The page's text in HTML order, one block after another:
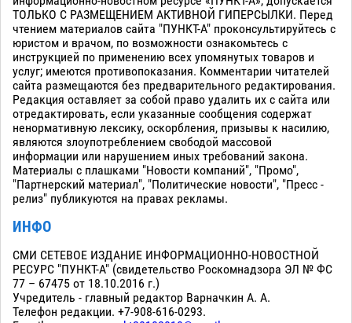
ТОЛЬКО С РАЗМЕЩЕНИЕМ АКТИВНОЙ ГИПЕРСЫЛКИ. Перед
чтением материалов сайта "ПУНКТ-А" проконсультируйтесь с
юристом и врачом, по возможности ознакомьтесь с
инструкцией по применению всех упомянутых товаров и
услуг; имеются противопоказания. Комментарии читателей
сайта размещаются без предварительного редактирования.
Редакция оставляет за собой право удалить их с сайта или
отредактировать, если указанные сообщения содержат
ненормативную лексику, оскорбления, призывы к насилию,
являются злоупотреблением свободой массовой
информации или нарушением иных требований закона.
Материалы с плашками "Новости компаний", "Промо",
"Партнерский материал", "Политические новости", "Пресс -
релиз" публикуются на правах рекламы.
ИНФО
СМИ СЕТЕВОЕ ИЗДАНИЕ ИНФОРМАЦИОННО-НОВОСТНОЙ
РЕСУРС "ПУНКТ-А" (свидетельство Роскомнадзора ЭЛ № ФС
77 – 67475 от 18.10.2016 г.)
Учредитель - главный редактор Варначкин А. А.
Телефон редакции. +7-908-616-0293.